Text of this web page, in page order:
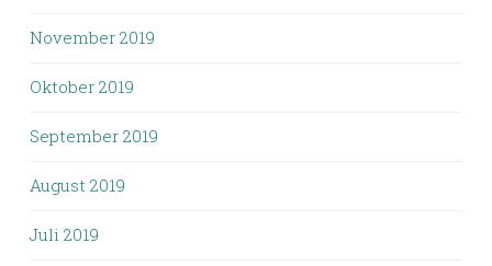
November 2019
Oktober 2019
September 2019
August 2019
Juli 2019